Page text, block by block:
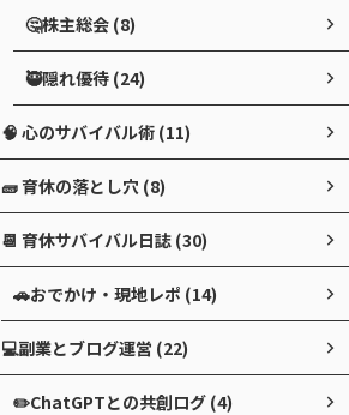
🤔株主総会 (8)
🥷隠れ優待 (24)
🧠 心のサバイバル術 (11)
🧱 育休の落とし穴 (8)
📆 育休サバイバル日誌 (30)
🚗おでかけ・現地レポ (14)
💻副業とブログ運営 (22)
✏️ChatGPTとの共創ログ (4)